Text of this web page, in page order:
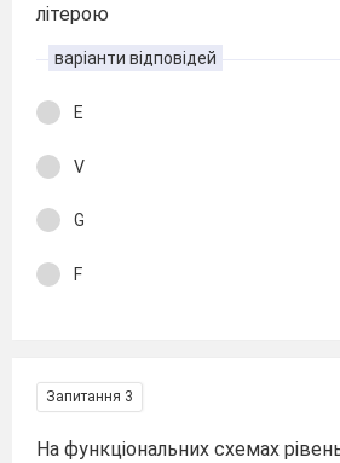
літерою
варіанти відповідей
E
V
G
F
Запитання 3
На функціональних схемах